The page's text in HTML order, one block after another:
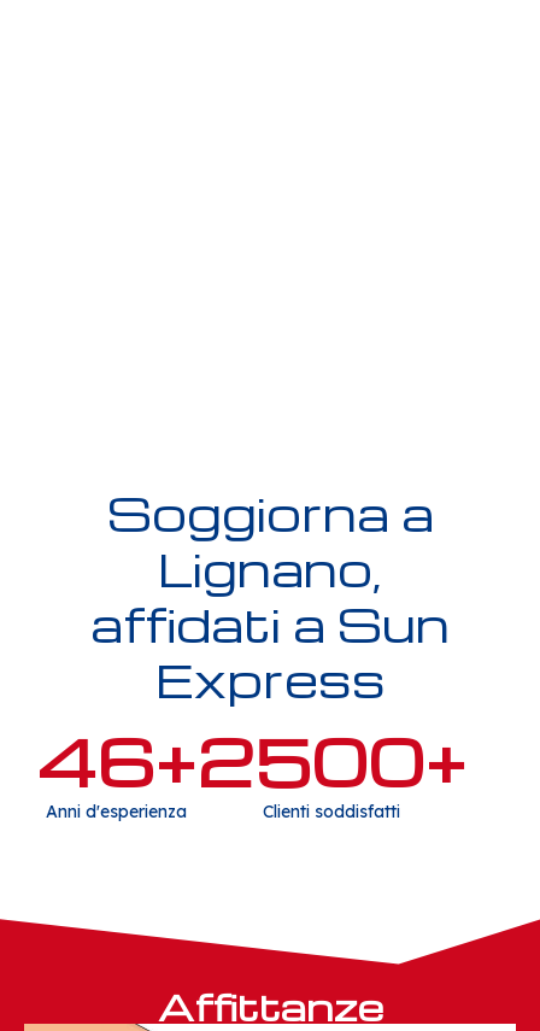
Soggiorna a
Lignano,
affidati a Sun
Express
Anni d'esperienza
46+
Clienti soddisfatti
2500+
Affittanze